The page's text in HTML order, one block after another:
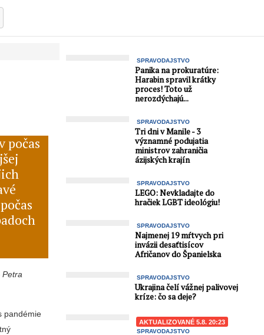
počas
pandémie
SPRAVODAJSTVO
Panika na prokuratúre:
Harabin spravil krátky
proces! Toto už
nerozdýchajú...
SPRAVODAJSTVO
Tri dni v Manile - 3
významné podujatia
ministrov zahraničia
ázijských krajín
SPRAVODAJSTVO
LEGO: Nevkladajte do
hračiek LGBT ideológiu!
SPRAVODAJSTVO
Najmenej 19 mŕtvych pri
invázii desaťtisícov
Afričanov do Španielska
SPRAVODAJSTVO
Ukrajina čelí vážnej palivovej
kríze: čo sa deje?
AKTUALIZOVANÉ 5.8. 20:23
SPRAVODAJSTVO